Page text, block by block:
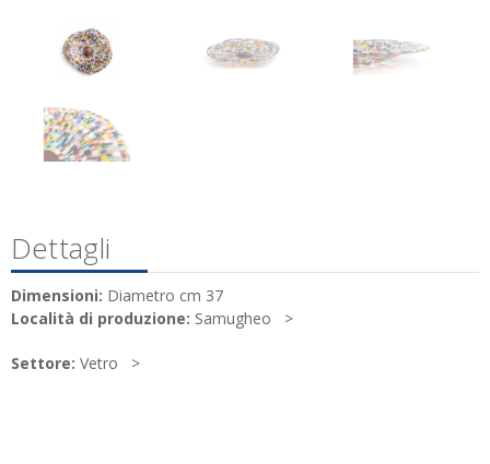
Dettagli
Dimensioni: Diametro cm 37
Località di produzione: Samugheo
Settore: Vetro